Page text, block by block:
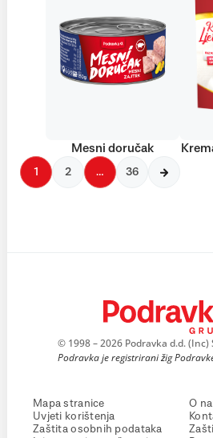
Mesni doručak
1 2 … 36
© 1998 – 2026 Podravka d.d.
Podravka je registrirani žig
Mapa stranice
Uvjeti korištenja
Zaštita osobnih podataka
O